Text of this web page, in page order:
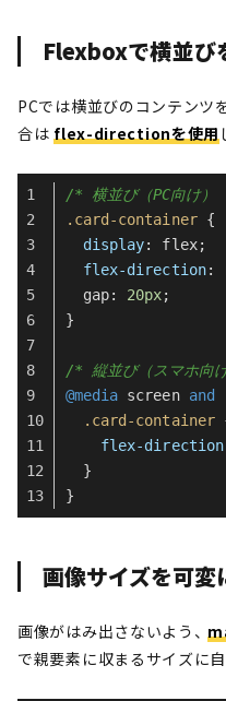
Flexboxで横並び
PCでは横並びのコンテンツ
合はflex-directionを使用
/* 横並び（PC向け
.card-container {
display: flex;
flex-direction:
  gap:
20px;
}
/* 縦並び（スマホ向
@media screen and
.card-container
flex-direction
  }
}
画像サイズを可変
画像がはみ出さないよう、
で親要素に収まるサイズに